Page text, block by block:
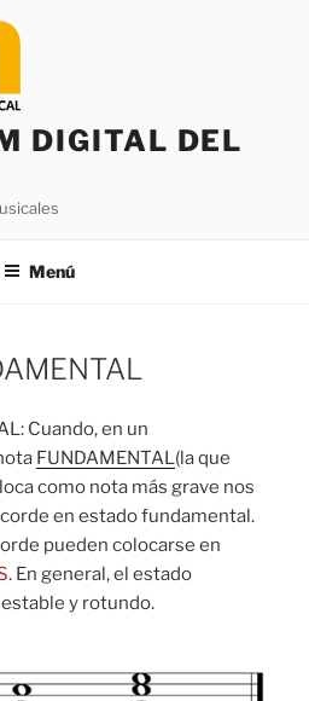
DIGITAL DEL
Menú
Cuando, en un
FUNDAMENTAL(la que
como nota más grave nos
en estado fundamental.
pueden colocarse en
. En general, el estado
y rotundo.